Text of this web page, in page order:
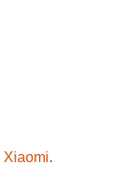
Xiaomi.